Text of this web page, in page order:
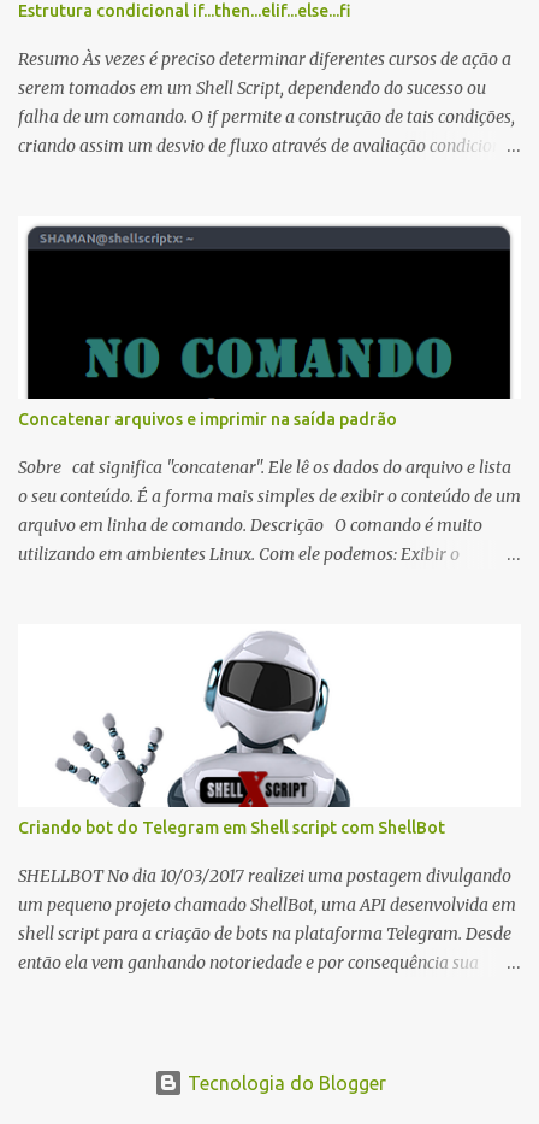
Estrutura condicional if...then...elif...else...fi
Resumo Às vezes é preciso determinar diferentes cursos de ação a
serem tomados em um Shell Script, dependendo do sucesso ou
falha de um comando. O if permite a construção de tais condições,
criando assim um desvio de fluxo através de avaliação condicional.
teste... else comandos-senao... fi A lista TESTE é executada, e se o
contrário a linha comandos-senao é executada. O status de
retorno é o status de saída do último comando executando, ou zero
se nenhuma condição testada for verdadeira. O TESTE na maioria
das vezes envolve testes de comparação numérica ou de cadeia,
mas também pode s...
Concatenar arquivos e imprimir na saída padrão
Sobre cat significa "concatenar". Ele lê os dados do arquivo e lista
o seu conteúdo. É a forma mais simples de exibir o conteúdo de um
arquivo em linha de comando. Descrição O comando é muito
utilizando em ambientes Linux. Com ele podemos: Exibir o
final de outro. Para mais informações consulte o manual: cat(1)
Criando bot do Telegram em Shell script com ShellBot
SHELLBOT No dia 10/03/2017 realizei uma postagem divulgando
um pequeno projeto chamado ShellBot, uma API desenvolvida em
shell script para a criação de bots na plataforma Telegram. Desde
então ela vem ganhando notoriedade e por consequência sua
estabilidade do script. Uma atualização ocorrida na versão 3.8
Tecnologia do Blogger